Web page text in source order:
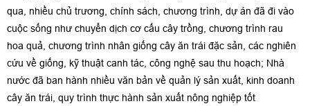
qua, nhiều chủ trương, chính sách, chương trình, dự án đã đi vào
cuộc sống như chuyển dịch cơ cấu cây trồng, chương trình rau
hoa quả, chương trình nhân giống cây ăn trái đặc sản, các nghiên
cứu về giống, kỹ thuật canh tác, công nghệ sau thu hoạch; Nhà
nước đã ban hành nhiều văn bản về quản lý sản xuất, kinh doanh
cây ăn trái, quy trình thực hành sản xuất nông nghiệp tốt